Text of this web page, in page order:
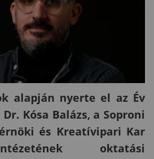
alapján nyerte el az Év
Kósa Balázs, a Soproni
és Kreatívipari Kar
oktatási